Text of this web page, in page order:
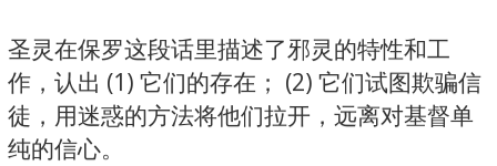
圣灵在保罗这段话里描述了邪灵的特性和工
作，认出 (1) 它们的存在； (2) 它们试图欺骗信
徒，用迷惑的方法将他们拉开，远离对基督单
纯的信心。